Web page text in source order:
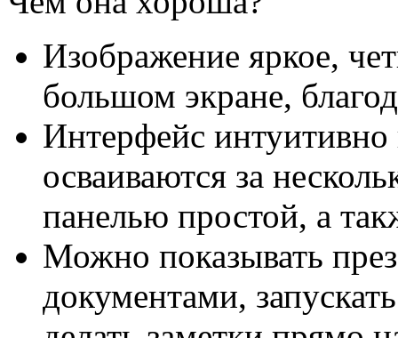
Изображение яркое,
большом экране,
Интерфейс
осваиваются за
панелью простой, а
Можно показывать
документами,